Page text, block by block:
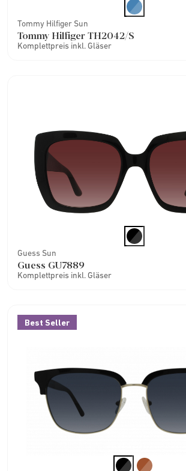
Tommy Hilfiger Sun
Tommy Hilfiger TH2042/S
Komplettpreis inkl. Gläser
Guess Sun
Guess GU7889
Komplettpreis inkl. Gläser
Best Seller